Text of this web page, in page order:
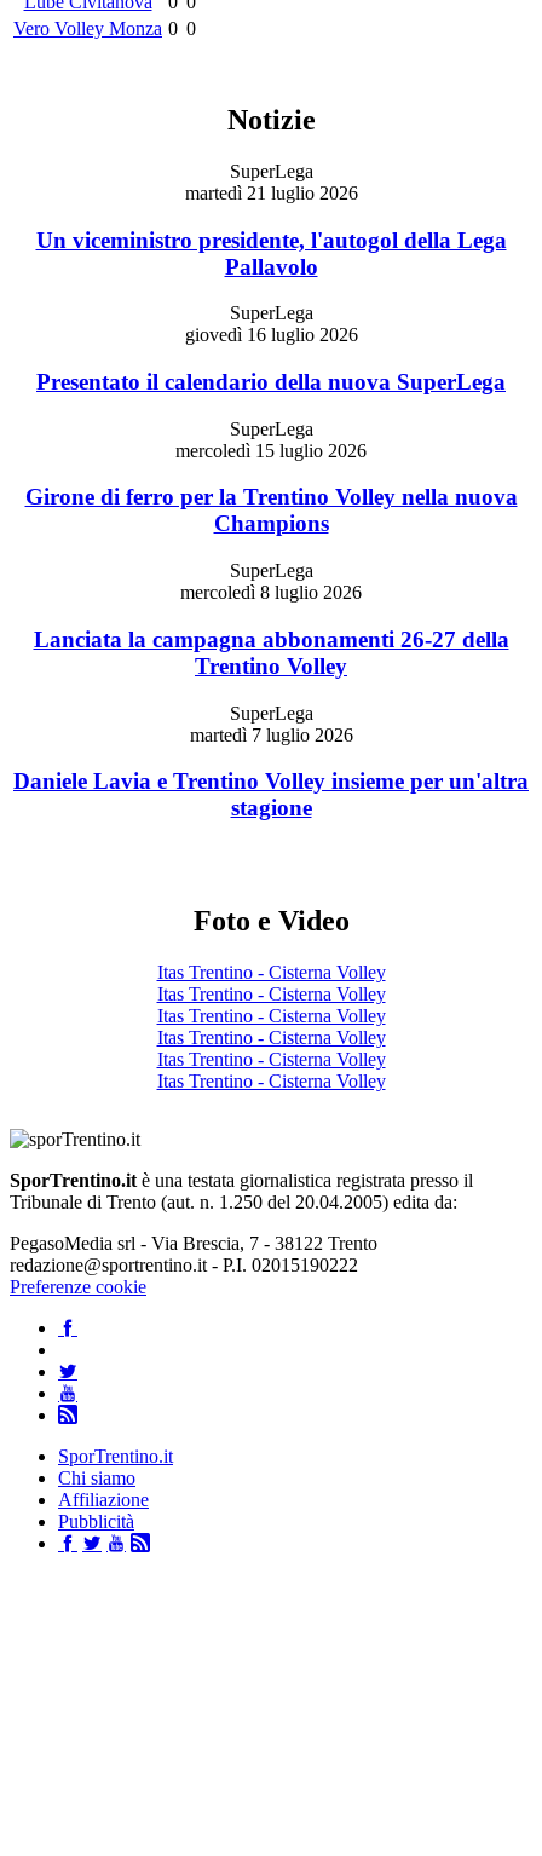
Vero Volley Monza 0 0
Notizie
SuperLega
martedì 21 luglio 2026
Un viceministro presidente, l'autogol della Lega
Pallavolo
SuperLega
giovedì 16 luglio 2026
Presentato il calendario della nuova SuperLega
SuperLega
mercoledì 15 luglio 2026
Girone di ferro per la Trentino Volley nella nuova
Champions
SuperLega
mercoledì 8 luglio 2026
Lanciata la campagna abbonamenti 26-27 della
Trentino Volley
SuperLega
martedì 7 luglio 2026
Daniele Lavia e Trentino Volley insieme per un'altra
stagione
Foto e Video
Itas Trentino - Cisterna Volley
Itas Trentino - Cisterna Volley
Itas Trentino - Cisterna Volley
Itas Trentino - Cisterna Volley
Itas Trentino - Cisterna Volley
Itas Trentino - Cisterna Volley
SporTrentino.it è una testata giornalistica registrata presso il
Tribunale di Trento (aut. n. 1.250 del 20.04.2005) edita da:
PegasoMedia srl - Via Brescia, 7 - 38122 Trento
redazione@sportrentino.it - P.I. 02015190222
Preferenze cookie
SporTrentino.it
Chi siamo
Affiliazione
Pubblicità